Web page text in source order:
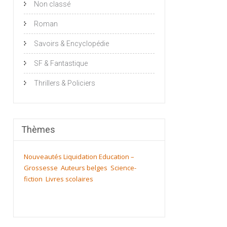
Non classé
Roman
Savoirs & Encyclopédie
SF & Fantastique
Thrillers & Policiers
Thèmes
Nouveautés Liquidation Education –
Grossesse Auteurs belges Science-
fiction Livres scolaires